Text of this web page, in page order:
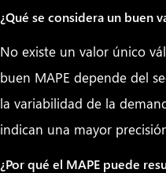
¿Qué se considera un buen
No existe un valor único
buen MAPE depende del
la variabilidad de la
indican una mayor
¿Por qué el MAPE puede